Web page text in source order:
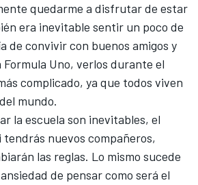
quedarme a disfrutar de estar
era inevitable sentir un poco de
de convivir con buenos amigos y
Formula Uno, verlos durante el
complicado, ya que todos viven
mundo.
la escuela son inevitables, el
nuevos compañeros,
las reglas. Lo mismo sucede
de pensar como será el